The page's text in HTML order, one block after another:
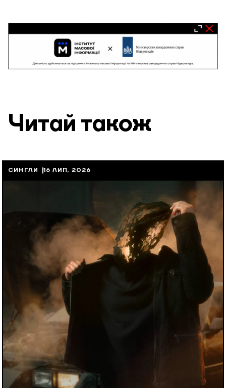
Читай також
СИНГЛИ 16 ЛИП, 2026